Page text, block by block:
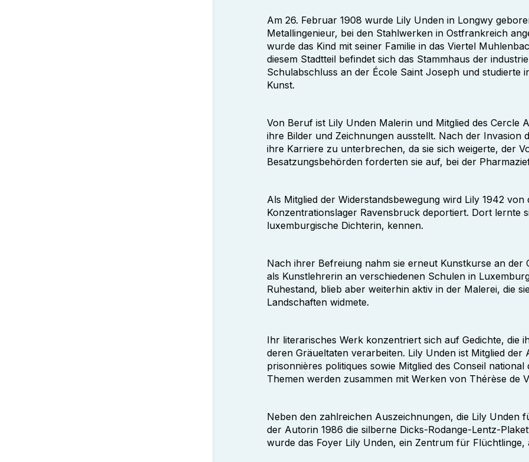
Am 26. Februar 1908 wurde Lily Unden in Longwy
Metallingenieur, bei den Stahlwerken in Ostfrankreich
wurde das Kind mit seiner Familie in das Viertel
diesem Stadtteil befindet sich das Stammhaus der
Schulabschluss an der École Saint Joseph und studierte
Kunst.
Von Beruf ist Lily Unden Malerin und Mitglied des Cercle
ihre Bilder und Zeichnungen ausstellt. Nach der Invasion
ihre Karriere zu unterbrechen, da sie sich weigerte, der
Besatzungsbehörden forderten sie auf, bei der
Als Mitglied der Widerstandsbewegung wird Lily 1942
Konzentrationslager Ravensbruck deportiert. Dort lernte
luxemburgische Dichterin, kennen.
Nach ihrer Befreiung nahm sie erneut Kunstkurse an
als Kunstlehrerin an verschiedenen Schulen in
Ruhestand, blieb aber weiterhin aktiv in der Malerei, die
Landschaften widmete.
Ihr literarisches Werk konzentriert sich auf Gedichte, die
deren Gräueltaten verarbeiten. Lily Unden ist Mitglied
prisonnières politiques sowie Mitglied des Conseil
Themen werden zusammen mit Werken von Thérèse de
Neben den zahlreichen Auszeichnungen, die Lily Unden
der Autorin 1986 die silberne Dicks-Rodange-Lentz-
wurde das Foyer Lily Unden, ein Zentrum für